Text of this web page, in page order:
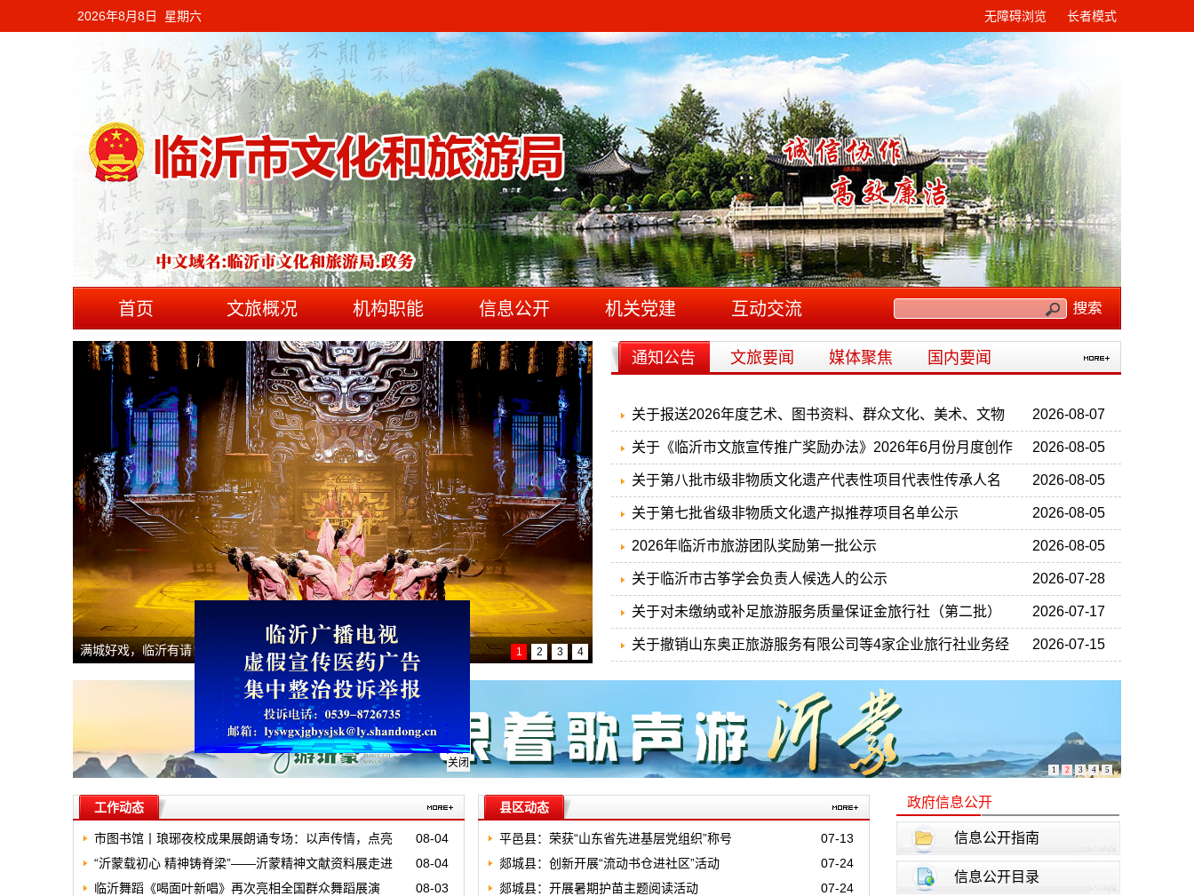
2026年8月8日 星期六 无障碍浏览 长者模式
首页 文旅概况 机构职能 信息公开 机关党建 互动交流
满城好戏，临沂有请！跟着演艺游山东（转载） 1 2 3 4
通知公告 文旅要闻 媒体聚焦 国内要闻
关于报送2026年度艺术、图书资料、群众文化、美术、文物
博物、播音专业中、初级职称评审材料的通知
2026-08-07
关于《临沂市文旅宣传推广奖励办法》2026年6月份月度创作
奖及第二季度优质稿件奖奖励名单的公示
2026-08-05
关于第八批市级非物质文化遗产代表性项目代表性传承人名
单的公示
2026-08-05
关于第七批省级非物质文化遗产拟推荐项目名单公示 2026-08-05
2026年临沂市旅游团队奖励第一批公示 2026-08-05
关于临沂市古筝学会负责人候选人的公示 2026-07-28
关于对未缴纳或补足旅游服务质量保证金旅行社（第二批）
的通告
2026-07-17
关于撤销山东奥正旅游服务有限公司等4家企业旅行社业务经 2026-07-15
1 2 3 4 5
工作动态
市图书馆丨琅琊夜校成果展朗诵专场：以声传情，点亮
城市文化灯火
08-04
“沂蒙载初心 精神铸脊梁”——沂蒙精神文献资料展走进
烟台图书馆
08-04
临沂舞蹈《喝面叶新唱》再次亮相全国群众舞蹈展演
08-03
县区动态
平邑县：荣获“山东省先进基层党组织”称号
07-13
郯城县：创新开展“流动书仓进社区”活动
07-24
郯城县：开展暑期护苗主题阅读活动
07-24
政府信息公开
信息公开指南
信息公开目录
关闭